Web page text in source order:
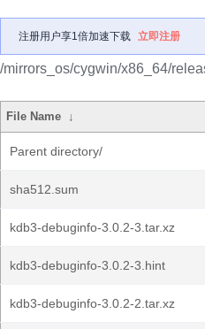
注册用户享1倍加速下载 立即注册
/mirrors_os/cygwin/x86_64/
File Name ↓
Parent directory/
sha512.sum
kdb3-debuginfo-3.0.2-3.tar.xz
kdb3-debuginfo-3.0.2-3.hint
kdb3-debuginfo-3.0.2-2.tar.xz